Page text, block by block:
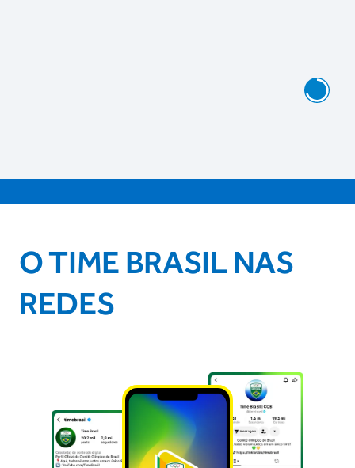
O TIME BRASIL NAS
REDES